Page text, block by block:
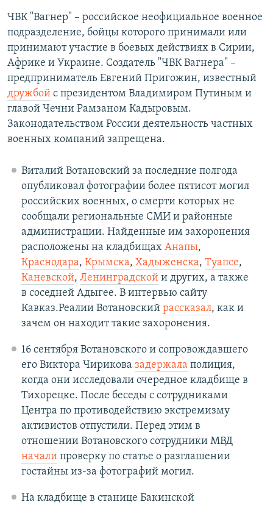
ЧВК "Вагнер" – российское неофициальное военное
подразделение, бойцы которого принимали или
принимают участие в боевых действиях в Сирии,
Африке и Украине. Создатель "ЧВК Вагнера" –
предприниматель Евгений Пригожин, известный
дружбой с президентом Владимиром Путиным и
главой Чечни Рамзаном Кадыровым.
Законодательством России деятельность частных
военных компаний запрещена.
Виталий Вотановский за последние полгода
опубликовал фотографии более пятисот могил
российских военных, о смерти которых не
сообщали региональные СМИ и районные
администрации. Найденные им захоронения
расположены на кладбищах Анапы,
Краснодара, Крымска, Хадыженска, Туапсе,
Каневской, Ленинградскойи других, а также
в соседней Адыгее. В интервью сайту
Кавказ.Реалии Вотановский рассказал, как и
зачем он находит такие захоронения.
16 сентября Вотановского и сопровождавшего
его Виктора Чирикова задержала полиция,
когда они исследовали очередное кладбище в
Тихорецке. После беседы с сотрудниками
Центра по противодействию экстремизму
активистов отпустили. Перед этим в
отношении Вотановского сотрудники МВД
началипроверку по статье о разглашении
гостайны из-за фотографий могил.
На кладбище в станице Бакинской